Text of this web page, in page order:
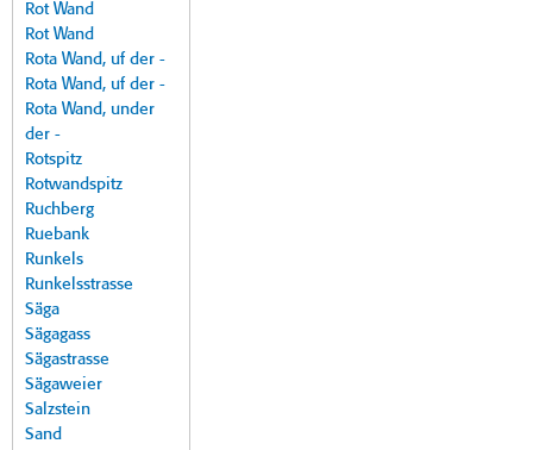
Rot Wand
Rot Wand
Rota Wand, uf der -
Rota Wand, uf der -
Rota Wand, under
der -
Rotspitz
Rotwandspitz
Ruchberg
Ruebank
Runkels
Runkelsstrasse
Säga
Sägagass
Sägastrasse
Sägaweier
Salzstein
Sand